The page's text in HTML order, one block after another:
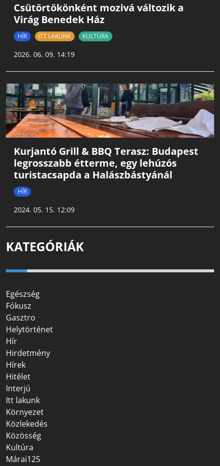
Csütörtökönként mozivá változik a
Virág Benedek Ház
HÍR ITT LAKUNK KULTÚRA
2026. 06. 09. 14:19
Kurjantó Grill & BBQ Terasz: Budapest
legrosszabb étterme, egy lehúzós
turistacsapda a Halászbástyánál
HÍR
2024. 05. 15. 12:09
KATEGÓRIÁK
Egészség
Fókusz
Gasztro
Helytörténet
Hír
Hirdetmény
Hírek
Hitélet
Interjú
Itt lakunk
Környezet
Közlekedés
Közösség
Kultúra
Márai125